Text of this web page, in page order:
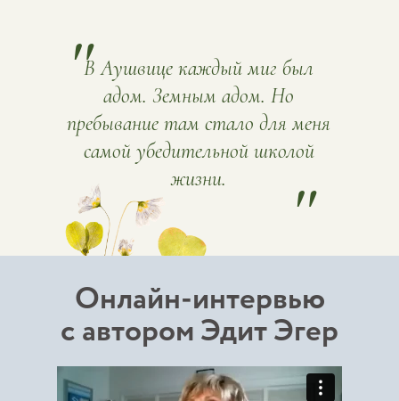
В Аушвице каждый миг был
адом. Земным адом. Но
пребывание там стало для меня
самой убедительной школой
жизни.
"
"
Онлайн-интервью
с автором Эдит Эгер